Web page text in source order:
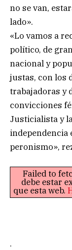
no se van,
lado».
«Lo vamos a
político, de
nacional y
justas, con los
trabajadoras y
convicciones
Justicialista y
independencia
peronismo»,
Failed to
debe estar
que esta web.
.